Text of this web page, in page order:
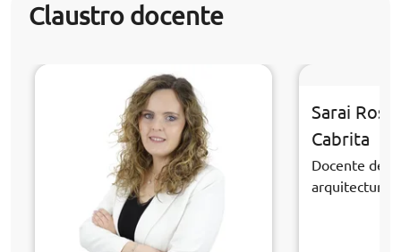
Claustro docente
Sarai
Cabrita
Docente de
arquitectura